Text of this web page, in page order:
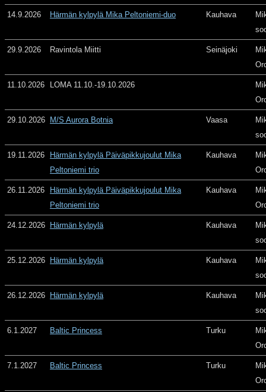
14.9.2026 Härmän kylpylä Mika Peltoniemi-duo Kauhava
29.9.2026 Ravintola Miitti Seinäjoki
11.10.2026 LOMA 11.10.-19.10.2026
29.10.2026 M/S Aurora Botnia Vaasa
19.11.2026
Härmän kylpylä Päiväpikkujoulut Mika
Peltoniemi trio
Kauhava
26.11.2026
Härmän kylpylä Päiväpikkujoulut Mika
Peltoniemi trio
Kauhava
24.12.2026 Härmän kylpylä Kauhava
25.12.2026 Härmän kylpylä Kauhava
26.12.2026 Härmän kylpylä Kauhava
6.1.2027 Baltic Princess Turku
7.1.2027 Baltic Princess Turku